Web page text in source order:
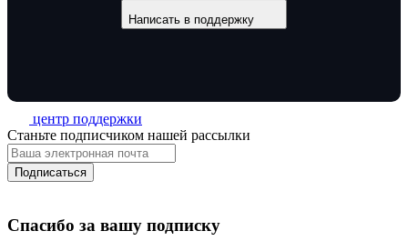
Написать в поддержку
центр поддержки
Станьте подписчиком нашей рассылки
Подписаться
Спасибо за вашу подписку